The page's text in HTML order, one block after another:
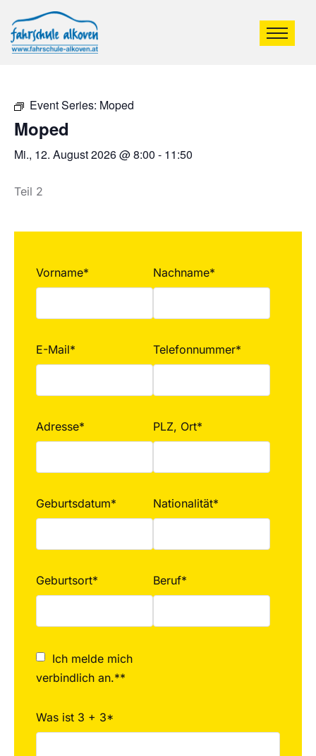
Event Series: Moped
Moped
Mi., 12. August 2026 @ 8:00 - 11:50
Teil 2
Vorname* Nachname*
E-Mail* Telefonnummer*
Adresse* PLZ, Ort*
Geburtsdatum* Nationalität*
Geburtsort* Beruf*
Ich melde mich
verbindlich an.**
Was ist 3 + 3*